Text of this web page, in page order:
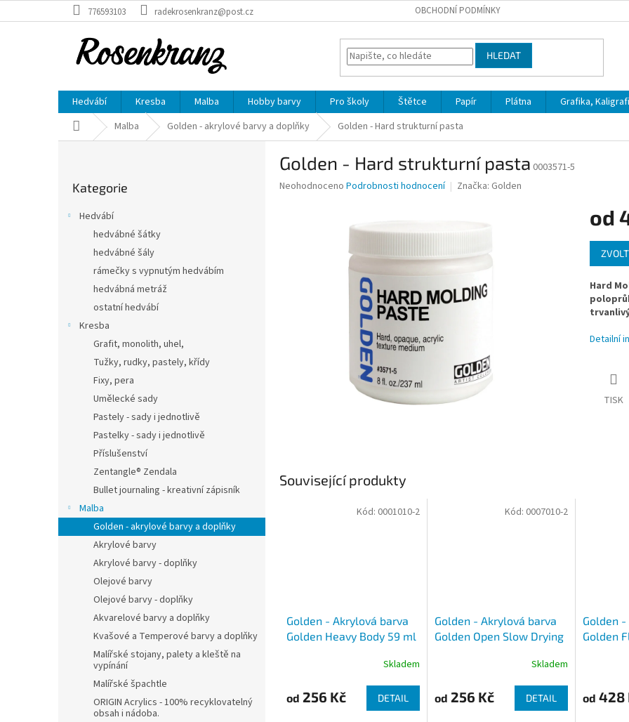
na
776593103 radekrosenkranz@post.cz OBCHODNÍ PODMÍNKY
HLEDAT
Hedvábí Kresba Malba Hobby barvy Pro školy Štětce Papír Plátna Grafika,
Domů Malba Golden - akrylové barvy a doplňky Golden - Hard strukturní pasta
kategorie
Kategorie
Hedvábí
hedvábné šátky
hedvábné šály
rámečky s vypnutým hedvábím
hedvábná metráž
ostatní hedvábí
Kresba
Grafit, monolith, uhel,
Tužky, rudky, pastely, křídy
Fixy, pera
Umělecké sady
Pastely - sady i jednotlivě
Pastelky - sady i jednotlivě
Příslušenství
Zentangle® Zendala
Bullet journaling - kreativní zápisník
Malba
Golden - akrylové barvy a doplňky
Akrylové barvy
Akrylové barvy - doplňky
Olejové barvy
Olejové barvy - doplňky
Akvarelové barvy a doplňky
Kvašové a Temperové barvy a doplňky
Malířské stojany, palety a kleště na
vypínání
Malířské špachtle
ORIGIN Acrylics - 100% recyklovatelný
obsah i nádoba.
Golden - Hard strukturní pasta 0003571-5
Průměrné
Neohodnoceno Podrobnosti hodnocení Značka: Golden
od
Měrná
cena:
Hard
Detailní
TISK
Související produkty
Golden - Akrylová barva
Golden Heavy Body 59 ml
Skladem
od 256 Kč DETAIL
Kód: 0001010-2
Golden - Akrylová barva
Golden Open Slow Drying
Skladem
od 256 Kč DETAIL
Kód: 0007010-2
Golden
Golden
od 428